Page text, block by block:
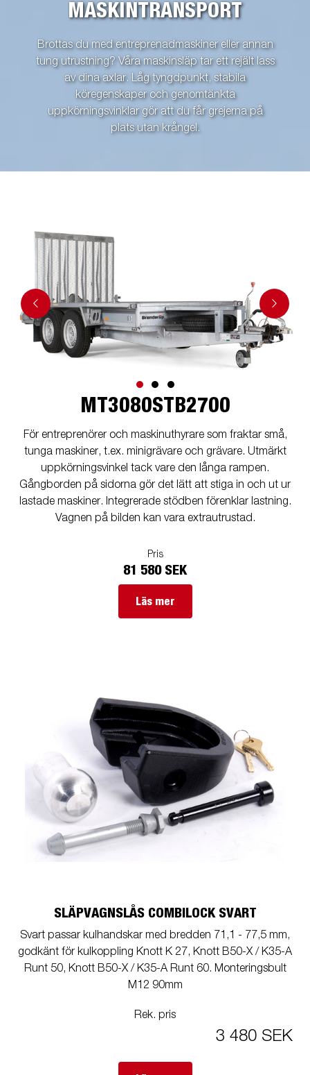
MASKINTRANSPORT
Brottas du med entreprenadmaskiner eller annan
tung utrustning? Våra maskinsläp tar ett rejält lass
av dina axlar. Låg tyngdpunkt, stabila
köregenskaper och genomtänkta
uppkörningsvinklar gör att du får grejerna på
plats utan krångel.
MT3080STB2700
För entreprenörer och maskinuthyrare som fraktar små,
tunga maskiner, t.ex. minigrävare och grävare. Utmärkt
uppkörningsvinkel tack vare den långa rampen.
Gångborden på sidorna gör det lätt att stiga in och ut ur
lastade maskiner. Integrerade stödben förenklar lastning.
Vagnen på bilden kan vara extrautrustad.
Pris
81 580 SEK
Läs mer
SLÄPVAGNSLÅS COMBILOCK SVART
Svart passar kulhandskar med bredden 71,1 - 77,5 mm,
godkänt för kulkoppling Knott K 27, Knott B50-X / K35-A
Runt 50, Knott B50-X / K35-A Runt 60. Monteringsbult
M12 90mm
Rek. pris
3 480 SEK